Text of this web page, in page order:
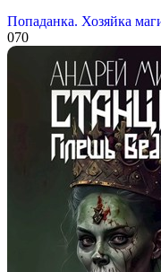
Попаданка. Хозяйка
070